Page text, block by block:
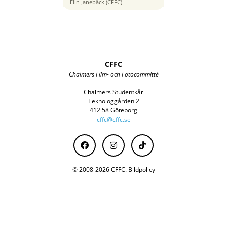
Elin Janebäck (CFFC)
CFFC
Chalmers Film- och Fotocommitté
Chalmers Studentkår
Teknologgården 2
412 58 Göteborg
cffc@cffc.se
© 2008-2026 CFFC. Bildpolicy